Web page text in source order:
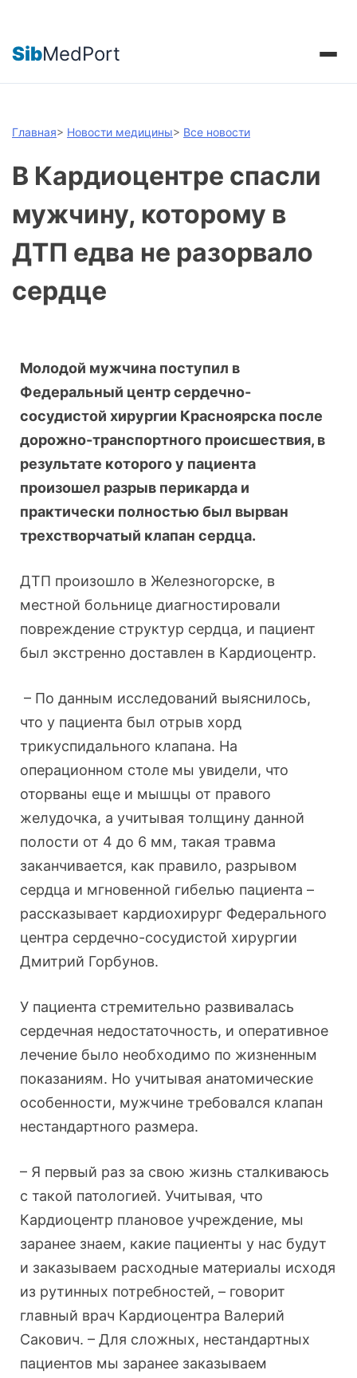
SibMedPort
Главная> Новости медицины> Все новости
В Кардиоцентре спасли
мужчину, которому в
ДТП едва не разорвало
сердце
Молодой мужчина поступил в
Федеральный центр сердечно-
сосудистой хирургии Красноярска после
дорожно-транспортного происшествия, в
результате которого у пациента
произошел разрыв перикарда и
практически полностью был вырван
трехстворчатый клапан сердца.
ДТП произошло в Железногорске, в
местной больнице диагностировали
повреждение структур сердца, и пациент
был экстренно доставлен в Кардиоцентр.
– По данным исследований выяснилось,
что у пациента был отрыв хорд
трикуспидального клапана. На
операционном столе мы увидели, что
оторваны еще и мышцы от правого
желудочка, а учитывая толщину данной
полости от 4 до 6 мм, такая травма
заканчивается, как правило, разрывом
сердца и мгновенной гибелью пациента –
рассказывает кардиохирург Федерального
центра сердечно-сосудистой хирургии
Дмитрий Горбунов.
У пациента стремительно развивалась
сердечная недостаточность, и оперативное
лечение было необходимо по жизненным
показаниям. Но учитывая анатомические
особенности, мужчине требовался клапан
нестандартного размера.
– Я первый раз за свою жизнь сталкиваюсь
с такой патологией. Учитывая, что
Кардиоцентр плановое учреждение, мы
заранее знаем, какие пациенты у нас будут
и заказываем расходные материалы исходя
из рутинных потребностей, – говорит
главный врач Кардиоцентра Валерий
Сакович. – Для сложных, нестандартных
пациентов мы заранее заказываем